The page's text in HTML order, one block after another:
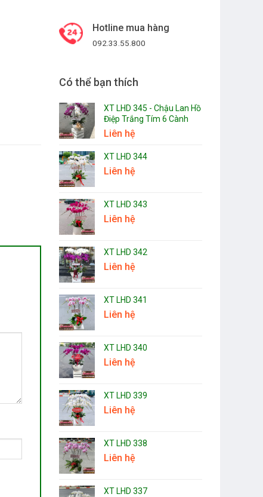
Hotline mua hàng
092.33.55.800
Có thể bạn thích
XT LHD 345 - Chậu Lan Hồ
Điệp Trắng Tím 6 Cành
Liên hệ
XT LHD 344
Liên hệ
XT LHD 343
Liên hệ
XT LHD 342
Liên hệ
XT LHD 341
Liên hệ
XT LHD 340
Liên hệ
XT LHD 339
Liên hệ
XT LHD 338
Liên hệ
XT LHD 337